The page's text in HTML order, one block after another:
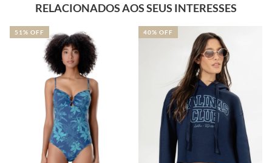
RELACIONADOS AOS SEUS INTERESSES
51% OFF 40% OFF